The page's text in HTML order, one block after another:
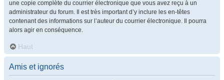
une copie complète du courrier électronique que vous avez reçu à un
administrateur du forum. Il est très important d’y inclure les en-têtes
contenant des informations sur l’auteur du courrier électronique. Il pourra
alors agir en conséquence.
Haut
Amis et ignorés